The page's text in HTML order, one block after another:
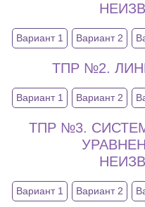
Вариант 1 Вариант 2
ТПР №2.
Вариант 1 Вариант 2
ТПР №3.
Вариант 1 Вариант 2